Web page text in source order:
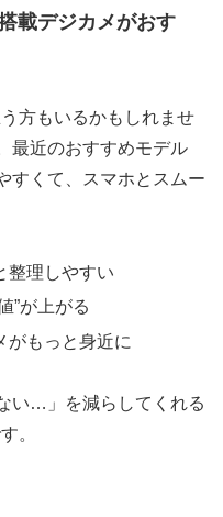
載デジカメがおす
方もいるかもしれませ
最近のおすすめモデル
すくて、スマホとスムー
整理しやすい
”が上がる
がもっと身近に
い…」を減らしてくれる
。